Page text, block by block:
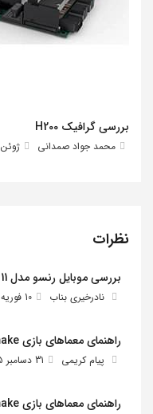
بررسی گرافیک H200
محمد جواد صمدانی ژوئن 15, 2026
نظرات
بررسی موبایل رنسو مدل Nep N11
نادرخیری بناب 10 فوریه 2026
راهنمای معماهای بازی Silent Hill 2 Remake
پیام کریمی 31 دسامبر 2025
راهنمای معماهای بازی Silent Hill 2 Remake